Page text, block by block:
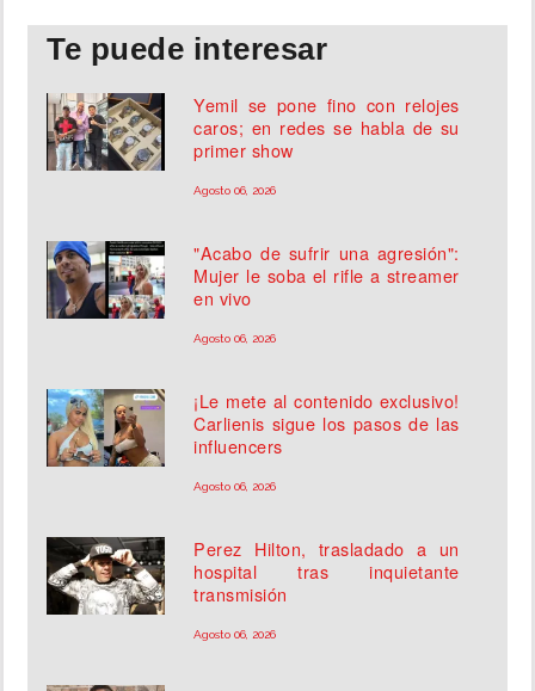
Te puede interesar
Yemil se pone fino con relojes
caros; en redes se habla de su
primer show
Agosto 06, 2026
"Acabo de sufrir una agresión":
Mujer le soba el rifle a streamer
en vivo
Agosto 06, 2026
¡Le mete al contenido exclusivo!
Carlienis sigue los pasos de las
influencers
Agosto 06, 2026
Perez Hilton, trasladado a un
hospital tras inquietante
transmisión
Agosto 06, 2026